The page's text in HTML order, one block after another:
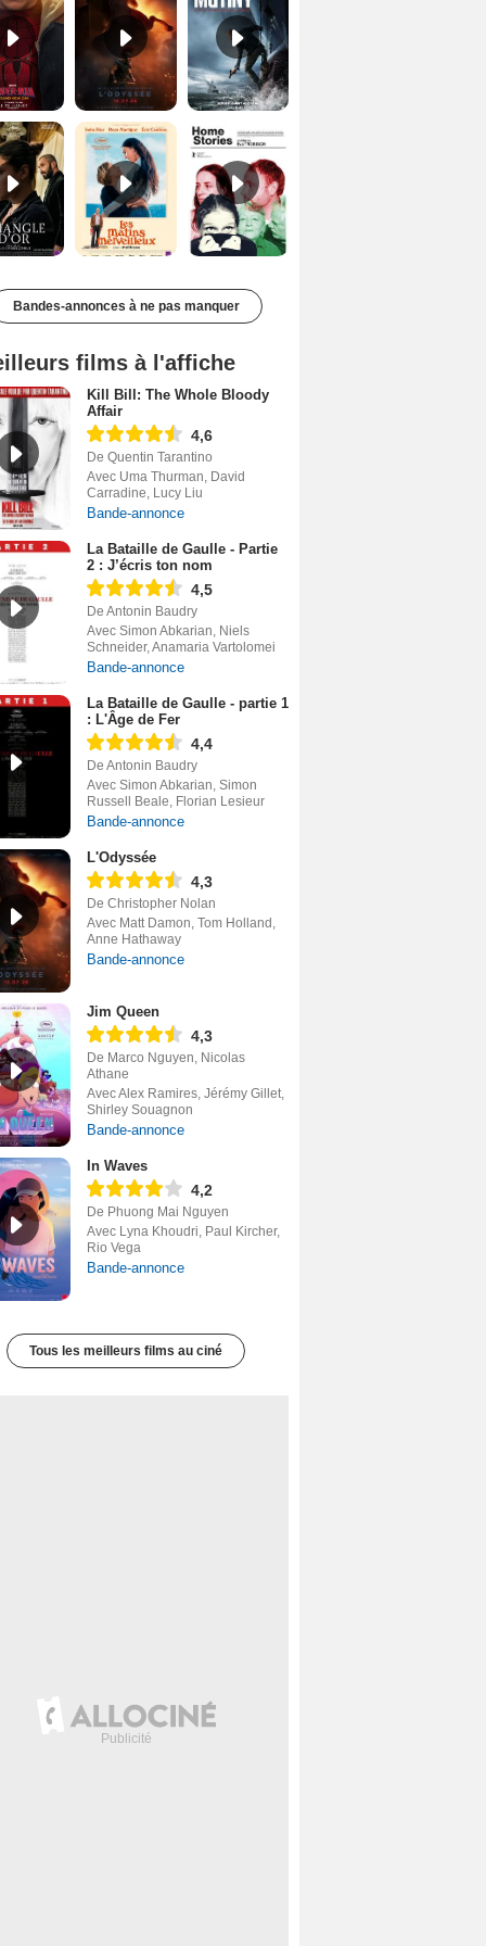
Les Matins merveilleux Bande-annonce VF Home stories Bande-annonce VO STFR
Bandes-annonces à ne pas manquer
films à l'affiche
Kill Bill: The Whole Bloody
Affair
4,6
De Quentin Tarantino
Avec Uma Thurman, David
Carradine, Lucy Liu
Bande-annonce
La Bataille de Gaulle - Partie
2 : J’écris ton nom
4,5
De Antonin Baudry
Avec Simon Abkarian, Niels
Schneider, Anamaria Vartolomei
Bande-annonce
La Bataille de Gaulle - partie 1
: L'Âge de Fer
4,4
De Antonin Baudry
Avec Simon Abkarian, Simon
Russell Beale, Florian Lesieur
Bande-annonce
L'Odyssée
4,3
De Christopher Nolan
Avec Matt Damon, Tom Holland,
Anne Hathaway
Bande-annonce
Jim Queen
4,3
De Marco Nguyen, Nicolas
Athane
Avec Alex Ramires, Jérémy Gillet,
Shirley Souagnon
Bande-annonce
In Waves
4,2
De Phuong Mai Nguyen
Avec Lyna Khoudri, Paul Kircher,
Rio Vega
Bande-annonce
Tous les meilleurs films au ciné